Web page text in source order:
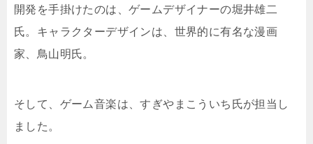
開発を手掛けたのは、ゲームデザイナーの堀井雄二
氏。キャラクターデザインは、世界的に有名な漫画
家、鳥山明氏。
そして、ゲーム音楽は、すぎやまこういち氏が担当し
ました。